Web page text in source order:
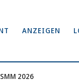
ANZEIGEN
SMM 2026